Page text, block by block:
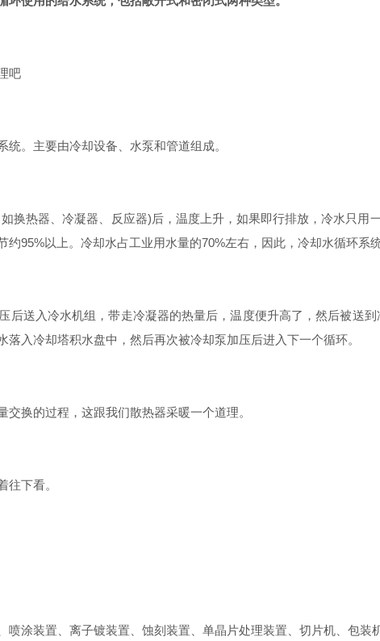
吧
。主要由冷却设备、水泵和管道组成。
热器、冷凝器、反应器)后，温度上升，如果即行排放，冷水只用
95%以上。冷却水占工业用水量的70%左右，因此，冷却水循环系
送入冷水机组，带走冷凝器的热量后，温度便升高了，然后被送
入冷却塔积水盘中，然后再次被冷却泵加压后进入下一个循环。
换的过程，这跟我们散热器采暖一个道理。
下看。
装置、离子镀装置、蚀刻装置、单晶片处理装置、切片机、包装